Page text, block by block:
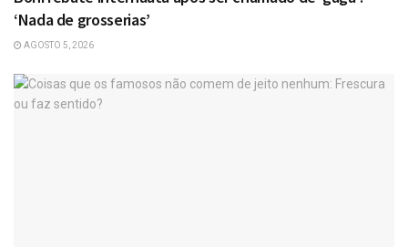
‘Nada de grosserias’
AGOSTO 5, 2026